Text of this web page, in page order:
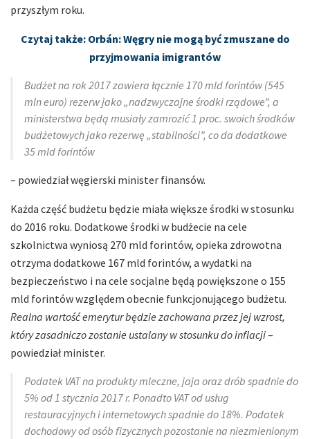
przyszłym roku.
Czytaj także: Orbán: Węgry nie mogą być zmuszane do
przyjmowania imigrantów
Budżet na rok 2017 zawiera łącznie 170 mld forintów (545
mln euro) rezerw jako „nadzwyczajne środki rządowe”, a
ministerstwa będą musiały zamrozić 1 proc. swoich środków
budżetowych jako rezerwę „stabilności”, co da dodatkowe
35 mld forintów
– powiedział węgierski minister finansów.
Każda część budżetu będzie miała większe środki w stosunku
do 2016 roku. Dodatkowe środki w budżecie na cele
szkolnictwa wyniosą 270 mld forintów, opieka zdrowotna
otrzyma dodatkowe 167 mld forintów, a wydatki na
bezpieczeństwo i na cele socjalne będą powiększone o 155
mld forintów względem obecnie funkcjonującego budżetu.
Realna wartość emerytur będzie zachowana przez jej wzrost,
który zasadniczo zostanie ustalany w stosunku do inflacji–
powiedział minister.
Podatek VAT na produkty mleczne, jaja oraz drób spadnie do
5% od 1 stycznia 2017 r. Ponadto VAT od usług
restauracyjnych i internetowych spadnie do 18%. Podatek
dochodowy od osób fizycznych pozostanie na niezmienionym